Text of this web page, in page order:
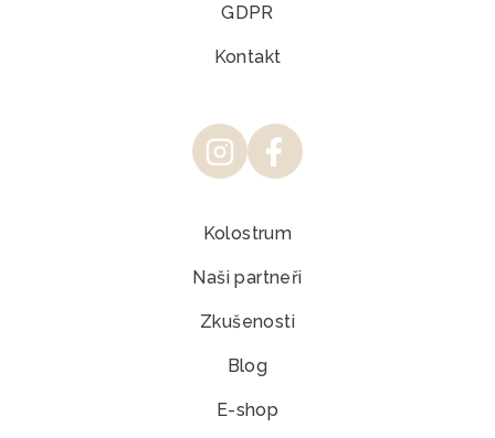
GDPR
Kontakt
Kolostrum
Naši partneři
Zkušenosti
Blog
E-shop